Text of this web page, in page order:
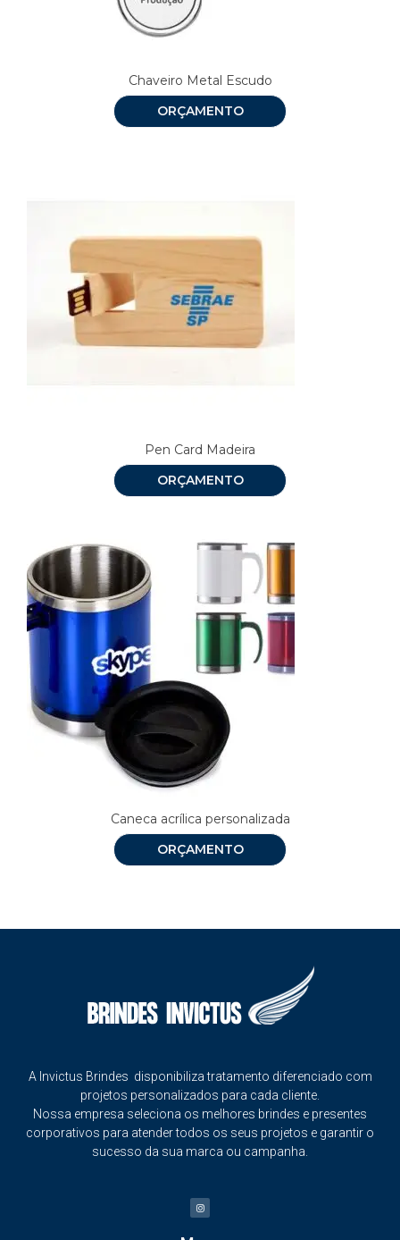
Chaveiro Metal Escudo
ORÇAMENTO
Pen Card Madeira
ORÇAMENTO
Caneca acrílica personalizada
ORÇAMENTO
A Invictus Brindes disponibiliza tratamento diferenciado com
projetos personalizados para cada cliente.
Nossa empresa seleciona os melhores brindes e presentes
corporativos para atender todos os seus projetos e garantir o
sucesso da sua marca ou campanha.